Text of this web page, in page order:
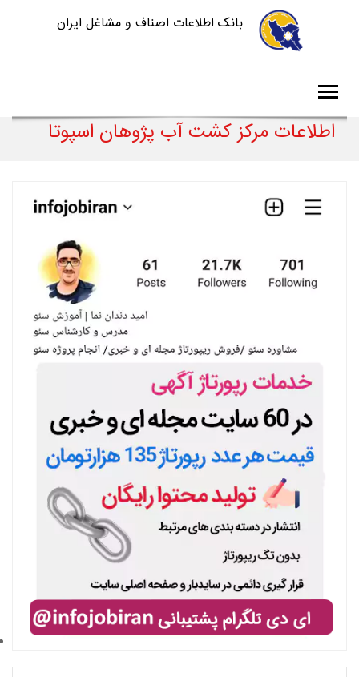
بانک اطلاعات اصناف و مشاغل ایران
اطلاعات مرکز کشت آب پژوهان اسپوتا